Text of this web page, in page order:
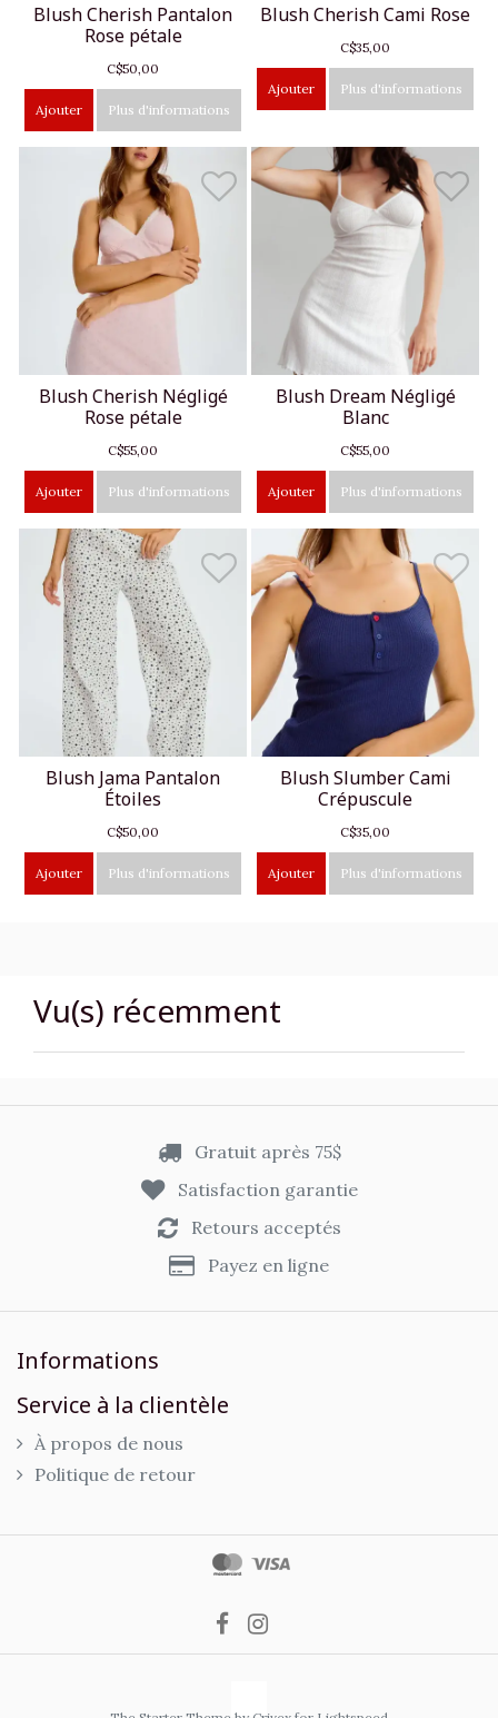
Blush Cherish Pantalon
Rose pétale
C$50,00
Ajouter Plus d'informations
Blush Cherish Cami Rose
C$35,00
Ajouter Plus d'informations
Blush Cherish Négligé
Rose pétale
C$55,00
Ajouter Plus d'informations
Blush Dream Négligé
Blanc
C$55,00
Ajouter Plus d'informations
Blush Jama Pantalon
Étoiles
C$50,00
Ajouter Plus d'informations
Blush Slumber Cami
Crépuscule
C$35,00
Ajouter Plus d'informations
Vu(s) récemment
Gratuit après 75$
Satisfaction garantie
Retours acceptés
Payez en ligne
Informations
Service à la clientèle
À propos de nous
Politique de retour